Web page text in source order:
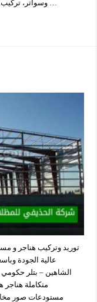
توريد وتركيب هناجر و
عالية الجودة
الشاهين – بتلر
متكاملة هناجر
مستودعات صور